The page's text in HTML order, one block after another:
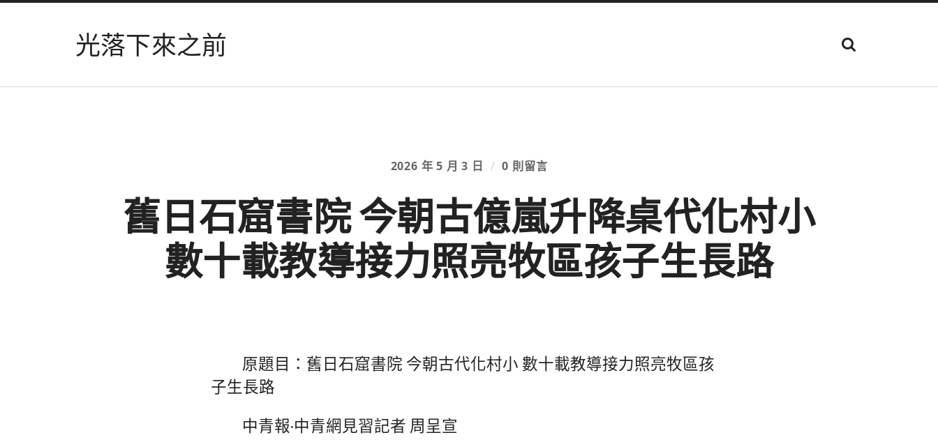
光落下來之前
顯
示
位
2026 年 5 月 3 日 / 0 則留言
舊日石窟書院 今朝古億嵐升降桌代化村小
數十載教導接力照亮牧區孩子生長路
原題目：舊日石窟書院 今朝古代化村小 數十載教導接力照亮牧區孩
子生長路
中青報·中青網見習記者 周呈宣